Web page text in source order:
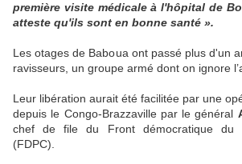
première visite médicale à l'hôpital de
atteste qu'ils sont en bonne santé ».
Les otages de Baboua ont passé plus d'un
ravisseurs, un groupe armé dont on ignore
Leur libération aurait été facilitée par une
depuis le Congo-Brazzaville par le général
chef de file du Front démocratique du
(FDPC).